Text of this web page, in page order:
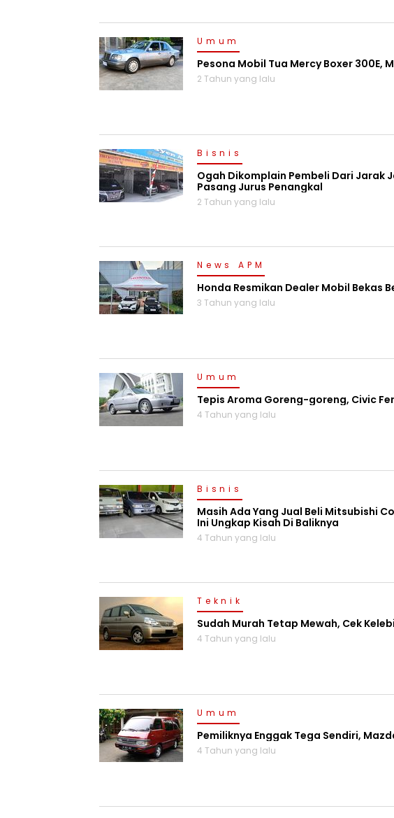
Umum
Pesona Mobil Tua Mercy Boxer 300E,
2 Tahun yang lalu
Bisnis
Ogah Dikomplain Pembeli Dari Jarak
Pasang Jurus Penangkal
2 Tahun yang lalu
News APM
Honda Resmikan Dealer Mobil Bekas
3 Tahun yang lalu
Umum
Tepis Aroma Goreng-goreng, Civic
4 Tahun yang lalu
Bisnis
Masih Ada Yang Jual Beli Mitsubishi
Ini Ungkap Kisah Di Baliknya
4 Tahun yang lalu
Teknik
Sudah Murah Tetap Mewah, Cek
4 Tahun yang lalu
Umum
Pemiliknya Enggak Tega Sendiri,
4 Tahun yang lalu